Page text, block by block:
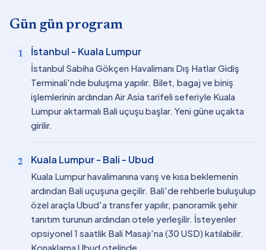
Gün gün program
1 İstanbul - Kuala Lumpur
İstanbul Sabiha Gökçen Havalimanı Dış Hatlar Gidiş
Terminali'nde buluşma yapılır. Bilet, bagaj ve biniş
işlemlerinin ardından Air Asia tarifeli seferiyle Kuala
Lumpur aktarmalı Bali uçuşu başlar. Yeni güne uçakta
girilir.
2 Kuala Lumpur - Bali - Ubud
Kuala Lumpur havalimanına varış ve kısa beklemenin
ardından Bali uçuşuna geçilir. Bali'de rehberle buluşulup
özel araçla Ubud'a transfer yapılır, panoramik şehir
tanıtım turunun ardından otele yerleşilir. İsteyenler
opsiyonel 1 saatlik Bali Masajı'na (30 USD) katılabilir.
Konaklama Ubud otelinde.